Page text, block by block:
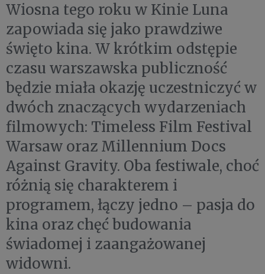
Wiosna tego roku w Kinie Luna
zapowiada się jako prawdziwe
święto kina. W krótkim odstępie
czasu warszawska publiczność
będzie miała okazję uczestniczyć w
dwóch znaczących wydarzeniach
filmowych: Timeless Film Festival
Warsaw oraz Millennium Docs
Against Gravity. Oba festiwale, choć
różnią się charakterem i
programem, łączy jedno – pasja do
kina oraz chęć budowania
świadomej i zaangażowanej
widowni.